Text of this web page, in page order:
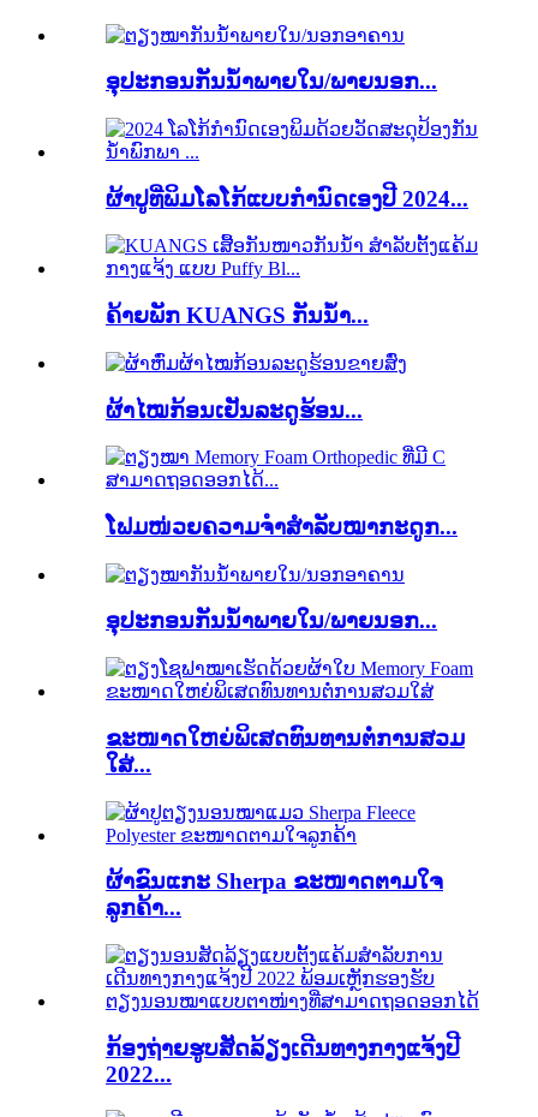
ອຸປະກອນກັນນ້ຳພາຍໃນ/ພາຍນອກ...
ຜ້າປູທີ່ພິມໂລໂກ້ແບບກຳນົດເອງປີ 2024...
ຄ້າຍພັກ KUANGS ກັນນ້ຳ...
ຜ້າໄໝກ້ອນເຢັນລະດູຮ້ອນ...
ໂຟມໜ່ວຍຄວາມຈຳສຳລັບໝາກະດູກ...
ອຸປະກອນກັນນ້ຳພາຍໃນ/ພາຍນອກ...
ຂະໜາດໃຫຍ່ພິເສດທົນທານຕໍ່ການສວມ
ໃສ່...
ຜ້າຂົນແກະ Sherpa ຂະໜາດຕາມໃຈ
ລູກຄ້າ...
ກ້ອງຖ່າຍຮູບສັດລ້ຽງເດີນທາງກາງແຈ້ງປີ
2022...